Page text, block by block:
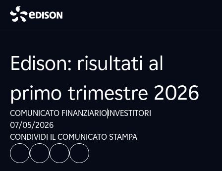
Edison: risultati al
primo trimestre 2026
COMUNICATO FINANZIARIOINVESTITORI
07/05/2026
CONDIVIDI IL COMUNICATO STAMPA